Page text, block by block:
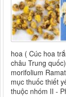
hoa ( Cúc hoa
châu Trung
morifolium
mục thuốc thiết
thuộc nhóm II -